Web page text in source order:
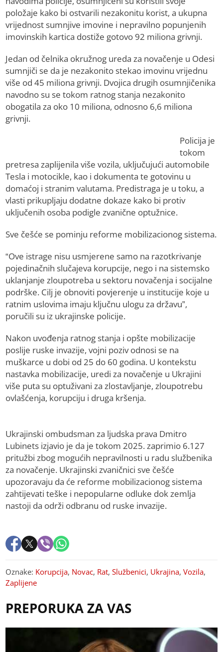
položaje kako bi ostvarili nezakonitu korist, a ukupna
vrijednost sumnjive imovine i nepravilno popunjenih
imovinskih kartica dostiže gotovo 92 miliona grivnji.
Jedan od čelnika okružnog ureda za novačenje u Odesi
sumnjiči se da je nezakonito stekao imovinu vrijednu
više od 45 miliona grivnji. Dvojica drugih osumnjičenika
navodno su se tokom ratnog stanja nezakonito
obogatila za oko 10 miliona, odnosno 6,6 miliona
grivnji.
Policija je
tokom
pretresa zaplijenila više vozila, uključujući automobile
Tesla i motocikle, kao i dokumenta te gotovinu u
domaćoj i stranim valutama. Predistraga je u toku, a
vlasti prikupljaju dodatne dokaze kako bi protiv
uključenih osoba podigle zvanične optužnice.
Sve češće se pominju reforme mobilizacionog sistema.
“Ove istrage nisu usmjerene samo na razotkrivanje
pojedinačnih slučajeva korupcije, nego i na sistemsko
uklanjanje zloupotreba u sektoru novačenja i socijalne
podrške. Cilj je obnoviti povjerenje u institucije koje u
ratnim uslovima imaju ključnu ulogu za državu”,
poručili su iz ukrajinske policije.
Nakon uvođenja ratnog stanja i opšte mobilizacije
poslije ruske invazije, vojni poziv odnosi se na
muškarce u dobi od 25 do 60 godina. U kontekstu
nastavka mobilizacije, uredi za novačenje u Ukrajini
više puta su optuživani za zlostavljanje, zloupotrebu
ovlašćenja, korupciju i druga kršenja.
Ukrajinski ombudsman za ljudska prava Dmitro
Lubinets izjavio je da je tokom 2025. zaprimio 6.127
pritužbi zbog mogućih nepravilnosti u radu službenika
za novačenje. Ukrajinski zvaničnici sve češće
upozoravaju da će reforme mobilizacionog sistema
zahtijevati teške i nepopularne odluke dok zemlja
nastoji da održi odbranu od ruske invazije.
Oznake: Korupcija, Novac, Rat,Službenici, Ukrajina,Vozila,
Zaplijene
PREPORUKA ZA VAS